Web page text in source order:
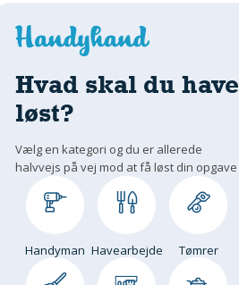
Hvad skal du have
løst?
Vælg en kategori og du er allerede
halvvejs på vej mod at få løst din opgave
Handyman Havearbejde Tømrer